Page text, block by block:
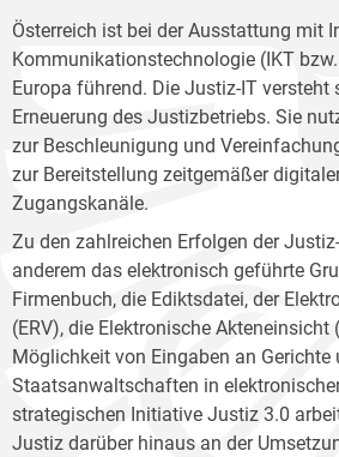
Österreich ist bei der Ausstattung mit
Kommunikationstechnologie (IKT
Europa führend. Die Justiz-IT versteht
Erneuerung des Justizbetriebs. Sie
zur Beschleunigung und
zur Bereitstellung zeitgemäßer
Zugangskanäle.
Zu den zahlreichen Erfolgen der
anderem das elektronisch geführte
Firmenbuch, die Ediktsdatei, der
(ERV), die Elektronische Akteneinsicht
Möglichkeit von Eingaben an Gerichte
Staatsanwaltschaften in
strategischen Initiative Justiz 3.0
Justiz darüber hinaus an der